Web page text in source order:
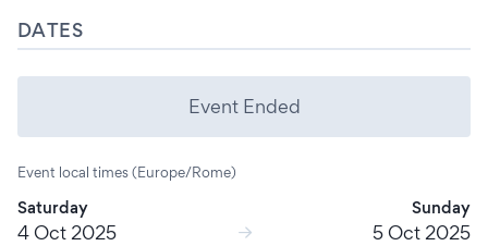
DATES
Event Ended
Event local times (Europe/Rome)
Saturday
4 Oct 2025
Sunday
5 Oct 2025